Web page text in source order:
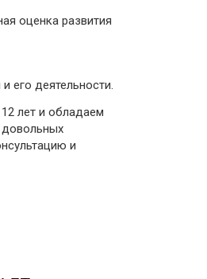
оценка развития
его деятельности.
лет и обладаем
довольных
и